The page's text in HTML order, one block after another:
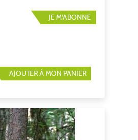
JE M'ABONNE
AJOUTER À MON PANIER